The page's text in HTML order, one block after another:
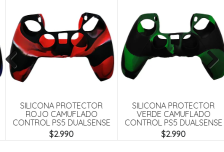
SILICONA PROTECTOR
ROJO CAMUFLADO
CONTROL PS5 DUALSENSE
$2.990
SILICONA PROTECTOR
VERDE CAMUFLADO
CONTROL PS5 DUALSENSE
$2.990
Previous